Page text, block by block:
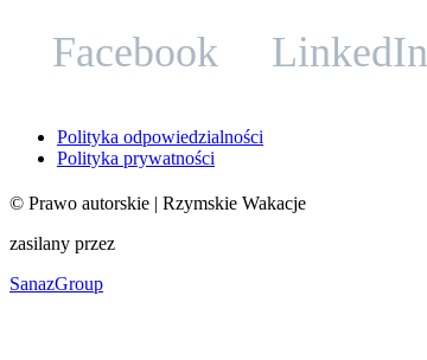
Facebook LinkedIn
Polityka odpowiedzialności
Polityka prywatności
© Prawo autorskie | Rzymskie Wakacje
zasilany przez
SanazGroup